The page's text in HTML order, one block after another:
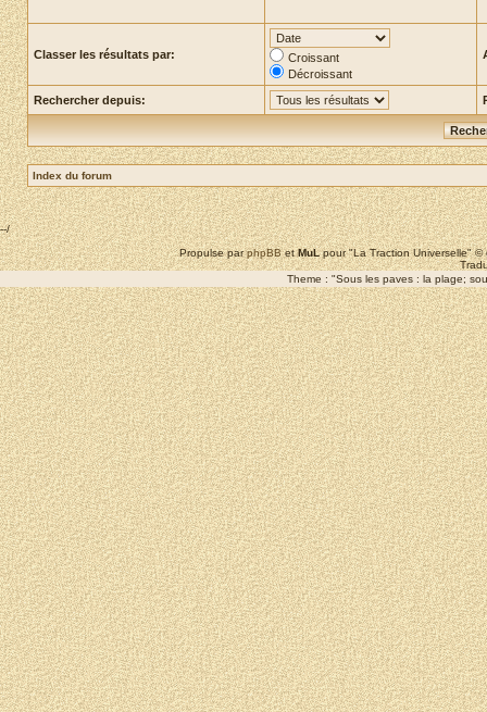
Classer les résultats par:
Croissant
Décroissant
Rechercher depuis:
Index du forum
--/
Propulse parphpBBetMuLpour "La Traction Universelle"
Theme : "Sous les paves : la plage;